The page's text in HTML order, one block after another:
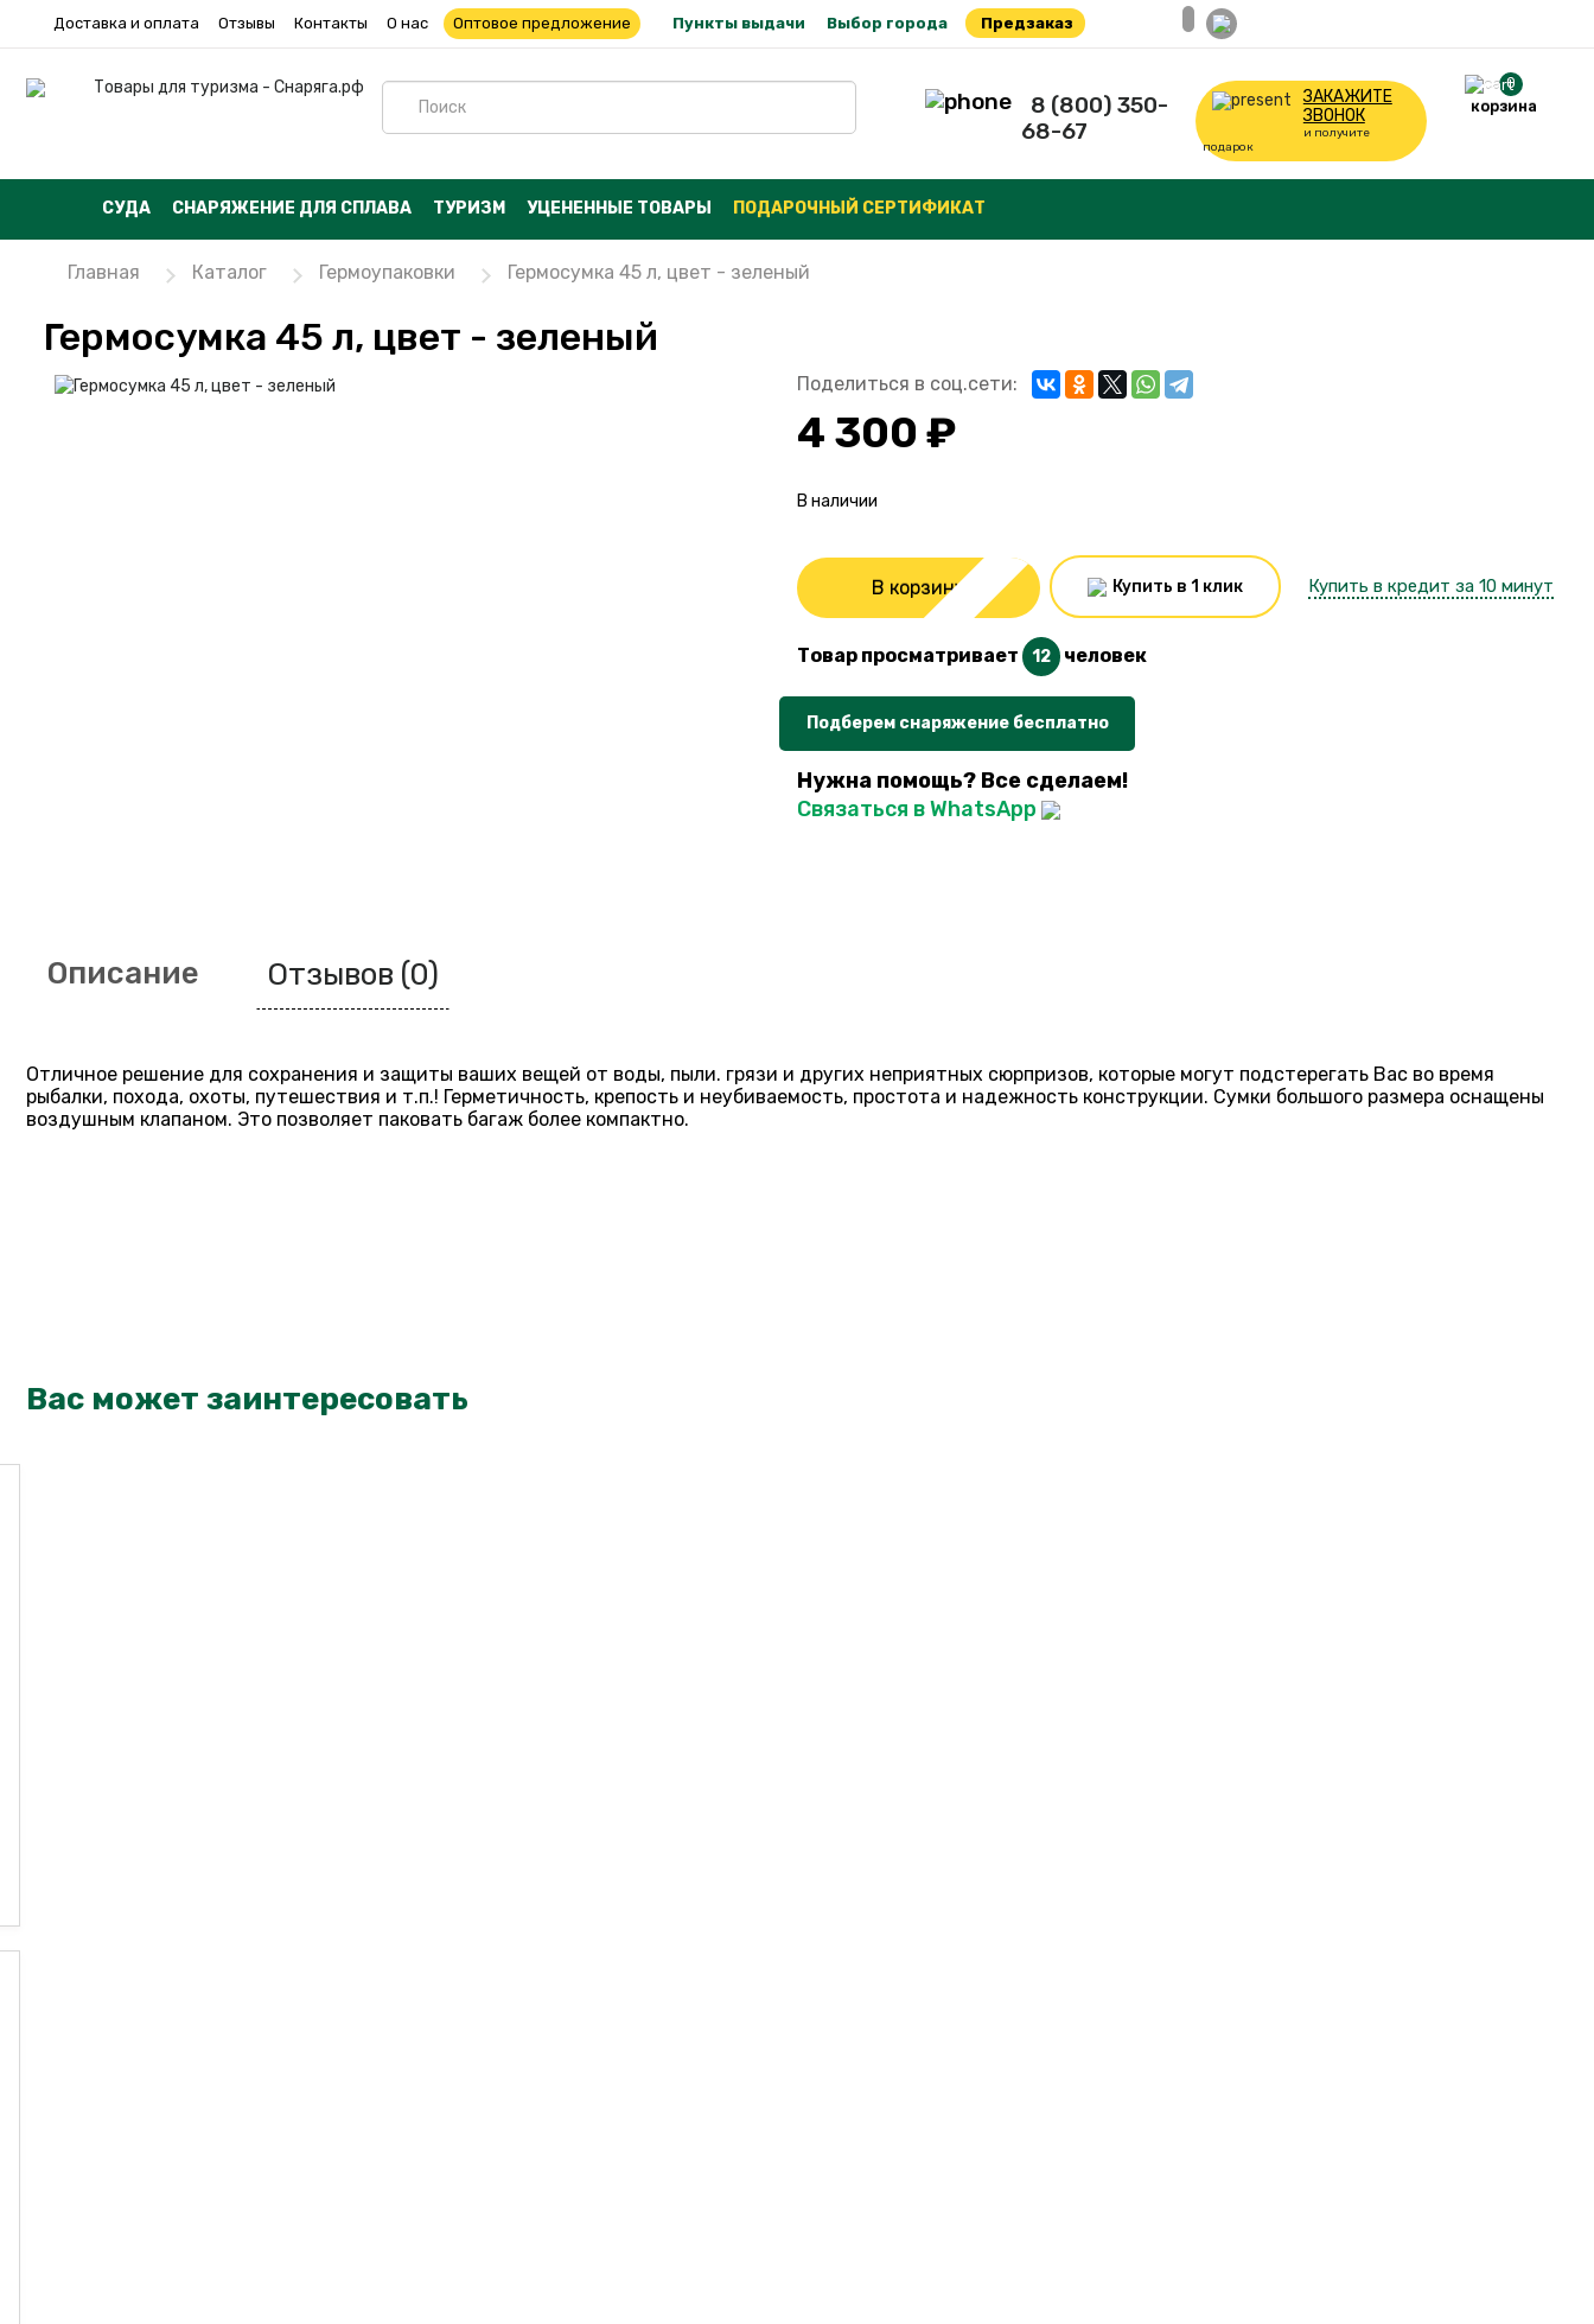
Доставка и оплата Отзывы Контакты О нас Оптовое предложение Пункты выдачи Выбор города Предзаказ
8 (800) 350-
68-67
ЗАКАЖИТЕ
ЗВОНОК
и получите
подарок
0
корзина
СУДА СНАРЯЖЕНИЕ ДЛЯ СПЛАВА ТУРИЗМ УЦЕНЕННЫЕ ТОВАРЫ ПОДАРОЧНЫЙ СЕРТИФИКАТ
Главная Каталог Гермоупаковки Гермосумка 45 л, цвет - зеленый
Гермосумка 45 л, цвет - зеленый
Поделиться в соц.сети:
4 300 ₽
В наличии
В корзину Купить в 1 клик Купить в кредит за 10 минут
Товар просматривает 12 человек
Подберем снаряжение бесплатно
Нужна помощь? Все сделаем!
Связаться в WhatsApp
Описание Отзывов (0)
Отличное решение для сохранения и защиты ваших вещей от воды, пыли. грязи и других неприятных сюрпризов, которые могут подстерегать Вас во время
рыбалки, похода, охоты, путешествия и т.п.! Герметичность, крепость и неубиваемость, простота и надежность конструкции. Сумки большого размера оснащены
воздушным клапаном. Это позволяет паковать багаж более компактно.
Вас может заинтересовать